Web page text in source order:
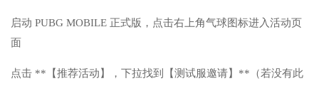
启动 PUBG MOBILE 正式版，点击右上角气球图标进入活动页
面
点击 **【推荐活动】，下拉找到【测试服邀请】**（若没有此